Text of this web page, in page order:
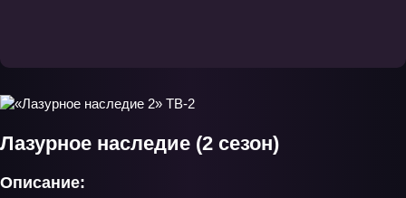
Лазурное наследие (2 сезон)
Описание: